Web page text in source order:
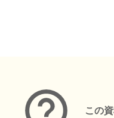
この